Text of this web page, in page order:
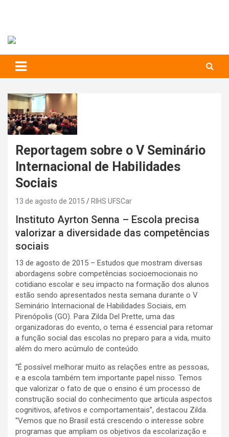
Reportagem sobre o V Seminário
Internacional de Habilidades
Sociais
13 de agosto de 2015 RIHS UFSCar
Instituto Ayrton Senna – Escola precisa
valorizar a diversidade das competências
sociais
13 de agosto de 2015 – Estudos que mostram diversas
abordagens sobre competências socioemocionais no
cotidiano escolar e seu impacto na formação dos alunos
estão sendo apresentados nesta semana durante o V
Seminário Internacional de Habilidades Sociais, em
Pirenópolis (GO). Para Zilda Del Prette, uma das
organizadoras do evento, o tema é essencial para retomar
a função social das escolas no preparo para a vida, muito
além do mero acúmulo de conteúdo.
“É possível melhorar muito as relações entre as pessoas,
e a escola também tem importante papel nisso. Temos
que valorizar o fato de que o ensino é um processo de
construção social do conhecimento que articula aspectos
cognitivos, afetivos e comportamentais”, destacou Zilda.
“Vemos que no Brasil está crescendo o interesse sobre
programas que ampliam os objetivos da escolarização e